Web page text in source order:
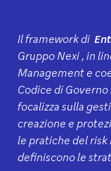
Il framework di
Gruppo Nexi , in
Management e
Codice di
focalizza sulla
creazione e
le pratiche del risk
definiscono le